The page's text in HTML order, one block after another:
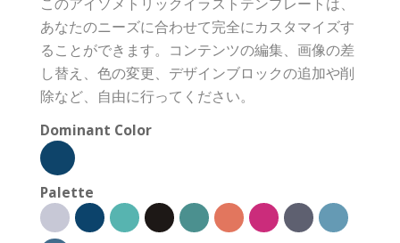
あなたのニーズに合わせて完全にカスタマイズす
ることができます。コンテンツの編集、画像の差
し替え、色の変更、デザインブロックの追加や削
除など、自由に行ってください。
Dominant Color
Palette